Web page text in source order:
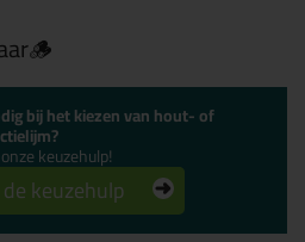
bij het kiezen van hout- of
keuzehulp!
keuzehulp